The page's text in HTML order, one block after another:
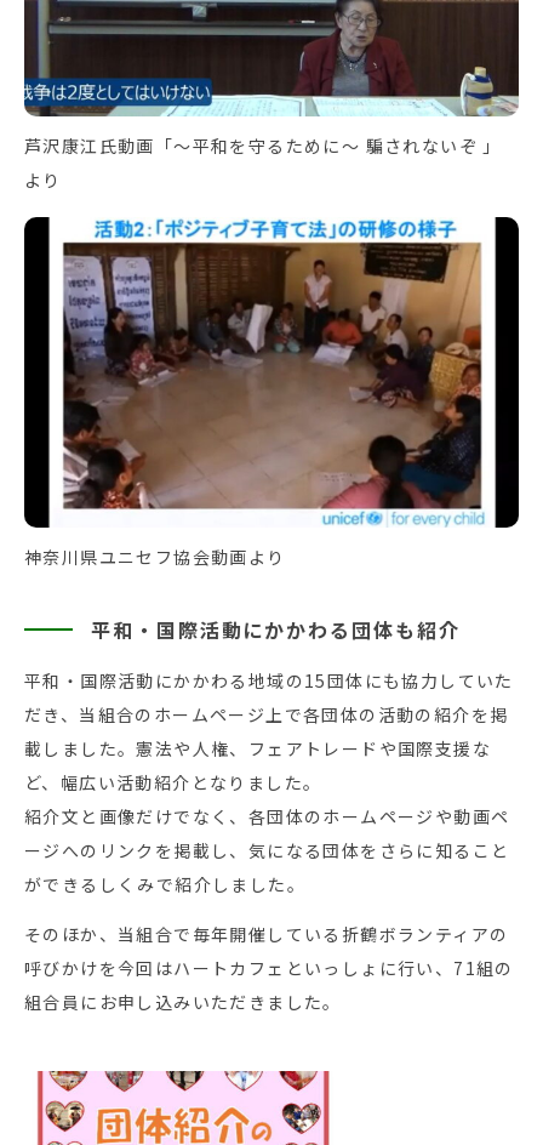
芦沢康江氏動画「～平和を守るために～ 騙されないぞ 」
より
神奈川県ユニセフ協会動画より
平和・国際活動にかかわる団体も紹介
平和・国際活動にかかわる地域の15団体にも協力していた
だき、当組合のホームページ上で各団体の活動の紹介を掲
載しました。憲法や人権、フェアトレードや国際支援な
ど、幅広い活動紹介となりました。
紹介文と画像だけでなく、各団体のホームページや動画ペ
ージへのリンクを掲載し、気になる団体をさらに知ること
ができるしくみで紹介しました。
そのほか、当組合で毎年開催している折鶴ボランティアの
呼びかけを今回はハートカフェといっしょに行い、71組の
組合員にお申し込みいただきました。